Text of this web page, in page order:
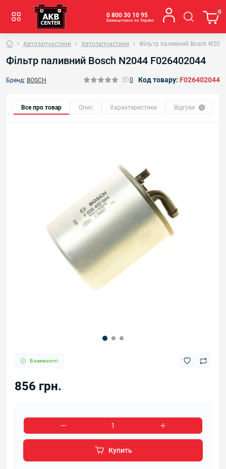
0 800 30 10 95
Безкоштовно по Україні
0
Автозапчастини Автозапчастини Фільтр паливний Bosch
Фільтр паливний Bosch N2044 F026402044
Бренд: BOSCH 0 Код товару: F026402044
Все про товар Опис Характеристики Відгуки 0
В наявності
856 грн.
Купить